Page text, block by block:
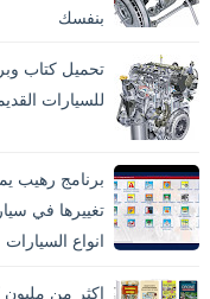
بنفسك
تحميل كتاب
للسيارات
برنامج رهيب
تغييرها في
انواع السيارات